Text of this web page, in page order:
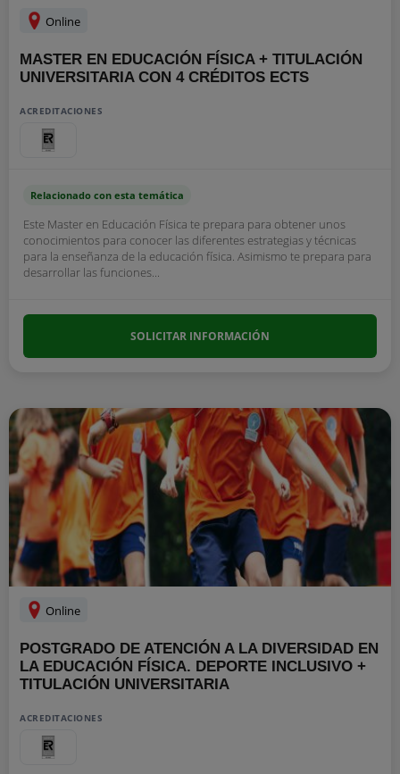
Online
MASTER EN EDUCACIÓN FÍSICA + TITULACIÓN
UNIVERSITARIA CON 4 CRÉDITOS ECTS
ACREDITACIONES
Relacionado con esta temática
Este Master en Educación Física te prepara para obtener unos
conocimientos para conocer las diferentes estrategias y técnicas
para la enseñanza de la educación física. Asimismo te prepara para
desarrollar las funciones...
SOLICITAR INFORMACIÓN
Online
POSTGRADO DE ATENCIÓN A LA DIVERSIDAD EN
LA EDUCACIÓN FÍSICA. DEPORTE INCLUSIVO +
TITULACIÓN UNIVERSITARIA
ACREDITACIONES